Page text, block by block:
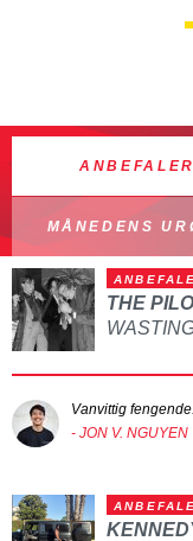
ANBEFALER
MÅNEDENS
THE
Vanvittig
- JON V. NGUYEN